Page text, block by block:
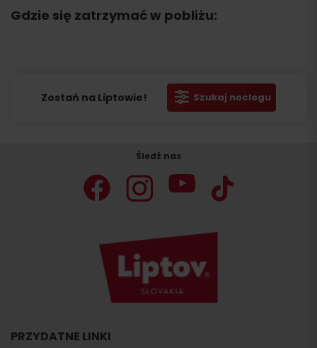
Gdzie się zatrzymać w pobliżu:
Zostań na Liptowie! Szukaj noclegu
Śledź nas
PRZYDATNE LINKI